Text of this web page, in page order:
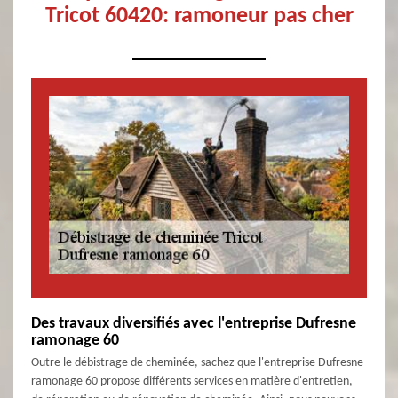
Tricot 60420: ramoneur pas cher
Des travaux diversifiés avec l'entreprise Dufresne
ramonage 60
Outre le débistrage de cheminée, sachez que l'entreprise Dufresne
ramonage 60 propose différents services en matière d'entretien,